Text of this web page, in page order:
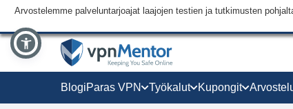
Arvostelemme palveluntarjoajat laajojen testien ja tutkimusten
BlogiParas VPN Työkalut Kupongit